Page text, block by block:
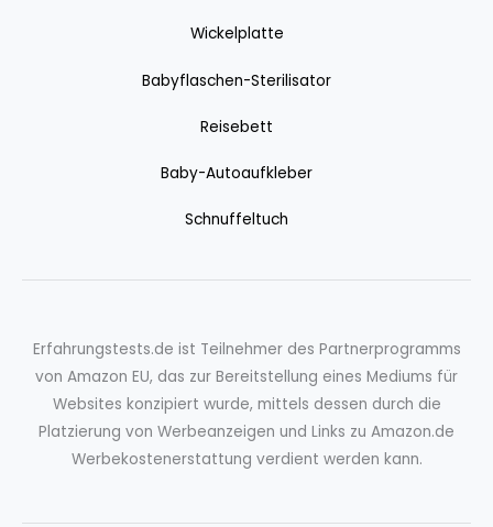
Wickelplatte
Babyflaschen-Sterilisator
Reisebett
Baby-Autoaufkleber
Schnuffeltuch
Erfahrungstests.de ist Teilnehmer des Partnerprogramms
von Amazon EU, das zur Bereitstellung eines Mediums für
Websites konzipiert wurde, mittels dessen durch die
Platzierung von Werbeanzeigen und Links zu Amazon.de
Werbekostenerstattung verdient werden kann.